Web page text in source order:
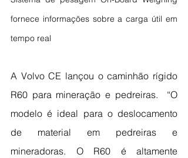
fornece informações sobre a carga útil em
tempo real
A Volvo CE lançou o caminhão rígido
R60 para mineração e pedreiras.  “O
modelo é ideal para o deslocamento
de material em pedreiras e
mineradoras. O R60 é altamente